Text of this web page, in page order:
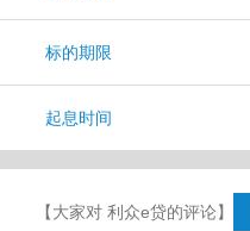
标的期限
起息时间
【大家对 利众e贷的评论】